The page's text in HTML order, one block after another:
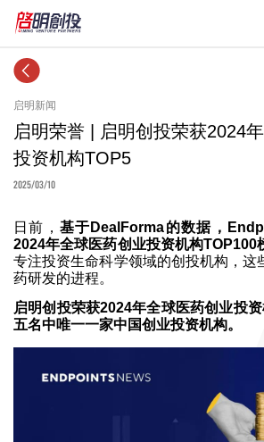
启明新闻
启明荣誉 | 启明创投荣获2024
投资机构TOP5
2025/03/10
日前， 基于DealForma的数据，
2024年全球医药创业投资机构TOP100
专注投资生命科学领域的创投机构，这
药研发的进程。
启明创投荣获2024年全球医药创业投
五名中唯一一家中国创业投资机构。